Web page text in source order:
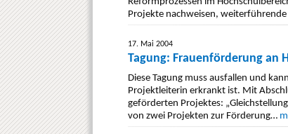
Projekte nachweisen,
17. Mai 2004
Tagung: Frauenförderung an
Diese Tagung muss ausfallen und
Projektleiterin erkrankt ist. Mit
geförderten Projektes:
von zwei Projekten zur Förderung…